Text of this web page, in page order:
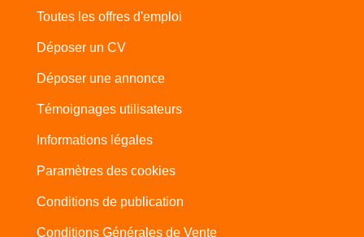
Toutes les offres d'emploi
Déposer un CV
Déposer une annonce
Témoignages utilisateurs
Informations légales
Paramètres des cookies
Conditions de publication
Conditions Générales de Vente